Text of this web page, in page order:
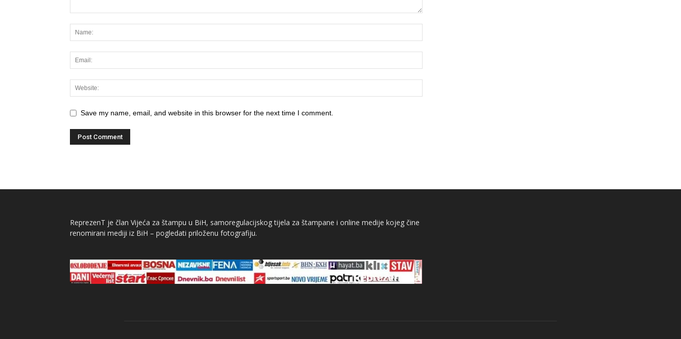
Save my name, email, and website in this browser for the next time I comment.
ReprezenT je član Vijeća za štampu u BiH, samoregulacijskog tijela za štampane i online medije kojeg čine
renomirani mediji iz BiH – pogledati priloženu fotografiju.